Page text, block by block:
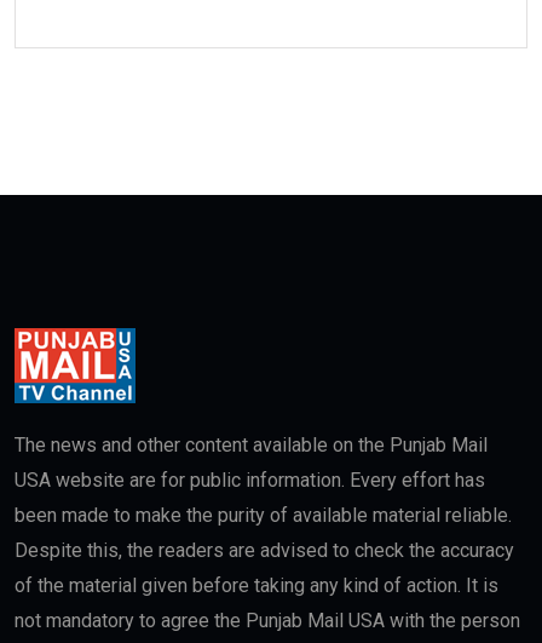
The news and other content available on the Punjab Mail
USA website are for public information. Every effort has
been made to make the purity of available material reliable.
Despite this, the readers are advised to check the accuracy
of the material given before taking any kind of action. It is
not mandatory to agree the Punjab Mail USA with the person